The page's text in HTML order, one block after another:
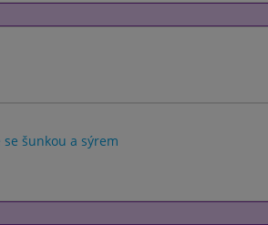
šunkou a sýrem